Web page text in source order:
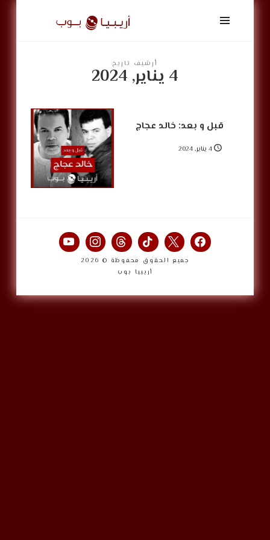
أريبيا
بوب
ArabiaPopأرشيف تاريخ
4 يناير, 2024
قبل و بعد: خالد عجاج
4 يناير, 2024
جميع الحقوق محفوظة © 2026
أريبيا بوب